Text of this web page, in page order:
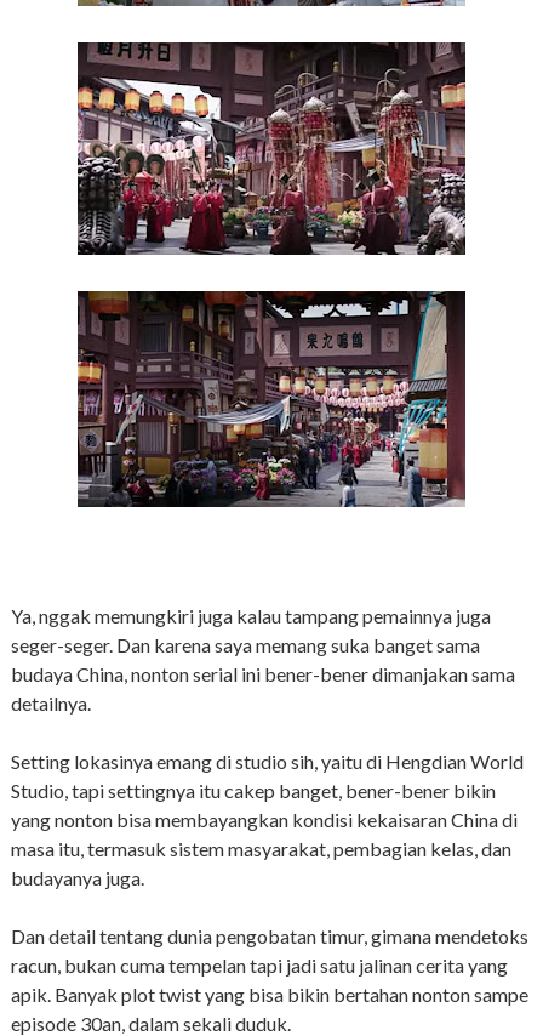
Ya, nggak memungkiri juga kalau tampang pemainnya juga
seger-seger. Dan karena saya memang suka banget sama
budaya China, nonton serial ini bener-bener dimanjakan sama
detailnya.
Setting lokasinya emang di studio sih, yaitu di Hengdian World
Studio, tapi settingnya itu cakep banget, bener-bener bikin
yang nonton bisa membayangkan kondisi kekaisaran China di
masa itu, termasuk sistem masyarakat, pembagian kelas, dan
budayanya juga.
Dan detail tentang dunia pengobatan timur, gimana mendetoks
racun, bukan cuma tempelan tapi jadi satu jalinan cerita yang
apik. Banyak plot twist yang bisa bikin bertahan nonton sampe
episode 30an, dalam sekali duduk.